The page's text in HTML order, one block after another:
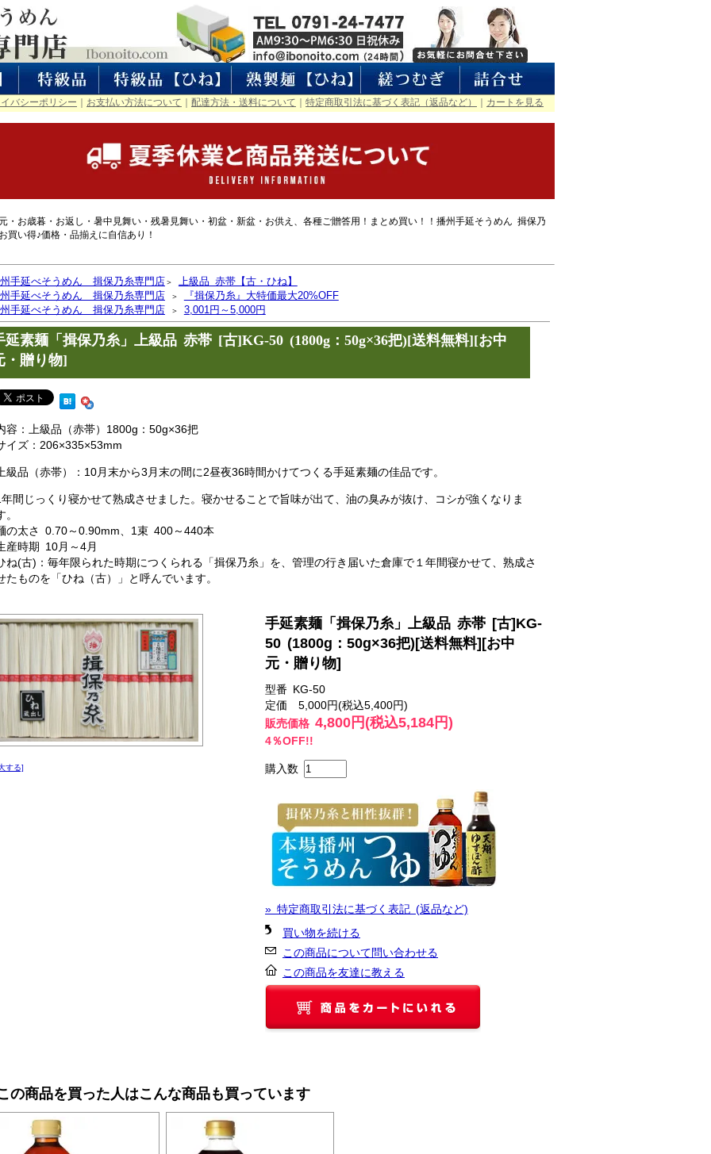
バシーポリシー お支払い方法について 配達方法・送料について 特定商取引法に基づく表記（返品など） カートを見る
・お歳暮・お返し・暑中見舞い・残暑見舞い・初盆・新盆・お供え、各種ご贈答用！まとめ買い！！播州手延そうめん 揖保乃
買い得♪価格・品揃えに自信あり！
手延べそうめん 揖保乃糸専門店＞
上級品 赤帯【古・ひね】
手延べそうめん 揖保乃糸専門店
＞
『揖保乃糸』大特価最大20%OFF
手延べそうめん 揖保乃糸専門店
＞ 3,001円～5,000円
延素麺「揖保乃糸」上級品 赤帯 [古]KG-50 (1800g：50g×36把)[送料無料][お中
・贈り物]
容：上級品（赤帯）1800g：50g×36把
イズ：206×335×53mm
級品（赤帯）：10月末から3月末の間に2昼夜36時間かけてつくる手延素麺の佳品です。
間じっくり寝かせて熟成させました。寝かせることで旨味が出て、油の臭みが抜け、コシが強くなりま
。
の太さ 0.70～0.90mm、1束 400～440本
産時期 10月～4月
ね(古)：毎年限られた時期につくられる「揖保乃糸」を、管理の行き届いた倉庫で１年間寝かせて、熟成さ
たものを「ひね（古）」と呼んでいます。
する]
手延素麺「揖保乃糸」上級品 赤帯 [古]KG-
50 (1800g：50g×36把)[送料無料][お中
元・贈り物]
型番 KG-50
定価 5,000円(税込5,400円)
販売価格 4,800円(税込5,184円)
4％OFF!!
購入数
» 特定商取引法に基づく表記 (返品など)
買い物を続ける
この商品について問い合わせる
この商品を友達に教える
の商品を買った人はこんな商品も買っています